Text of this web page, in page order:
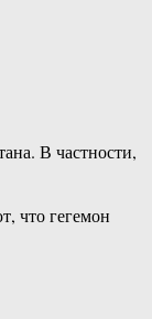
В частности,
что гегемон